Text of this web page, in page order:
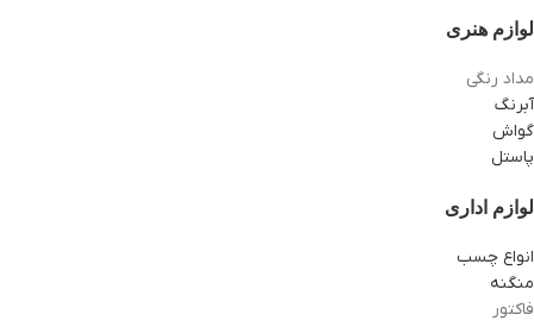
لوازم هنری
مداد رنگی
آبرنگ
گواش
پاستل
لوازم اداری
انواع چسب
منگنه
فاکتور